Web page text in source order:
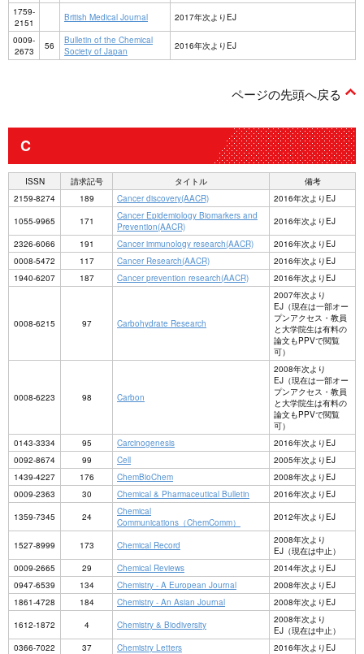
1759-
2151
British Medical Journal
2017年次よりEJ
0009-
2673
56
Bulletin of the Chemical
Society of Japan
2016年次よりEJ
ページの先頭へ戻る
C
ISSN 請求記号 タイトル
備考
2159-8274
189 Cancer discovery(AACR)
2016年次よりEJ
1055-9965
171
Cancer Epidemiology Biomarkers and
Prevention(AACR)
2016年次よりEJ
2326-6066
191 Cancer immunology research(AACR)
2016年次よりEJ
0008-5472
117 Cancer Research(AACR)
2016年次よりEJ
1940-6207
187 Cancer prevention research(AACR) 2016年次よりEJ
0008-6215 97 Carbohydrate Research
2007年次より
EJ（現在は一部オー
プンアクセス・教員
と大学院生は有料の
論文もPPVで閲覧
可）
0008-6223 98 Carbon
2008年次より
EJ（現在は一部オー
プンアクセス・教員
と大学院生は有料の
論文もPPVで閲覧
可）
0143-3334
95 Carcinogenesis
2016年次よりEJ
0092-8674
99 Cell
2005年次よりEJ
1439-4227
176 ChemBioChem
2008年次よりEJ
0009-2363
30 Chemical & Pharmaceutical Bulletin
2016年次よりEJ
1359-7345
24
Chemical
Communications（ChemComm）
2012年次よりEJ
1527-8999 173 Chemical Record
2008年次より
EJ（現在は中止）
0009-2665
29 Chemical Reviews
2014年次よりEJ
0947-6539
134 Chemistry - A European Journal
2008年次よりEJ
1861-4728
184 Chemistry - An Asian Journal
2008年次よりEJ
1612-1872
4 Chemistry & Biodiversity
2008年次より
EJ（現在は中止）
0366-7022
37 Chemistry Letters 2016年次よりEJ